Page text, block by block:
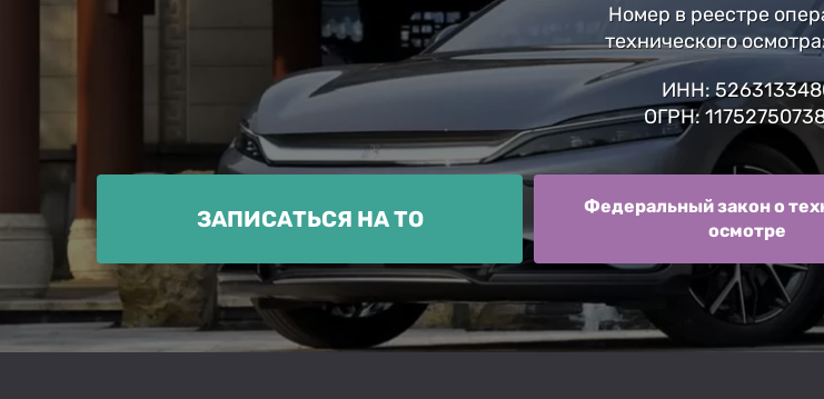
Номер в реестре
технического
ИНН:
ОГРН:
ЗАПИСАТЬСЯ НА ТО
Федеральный закон о
осмотре